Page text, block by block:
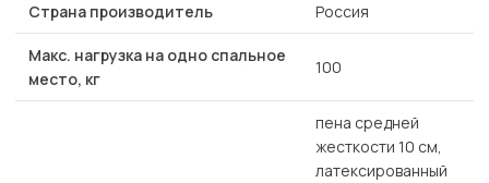
Страна производитель Россия
Макс. нагрузка на одно спальное
место, кг
100
пена средней
жесткости 10 см,
латексированный